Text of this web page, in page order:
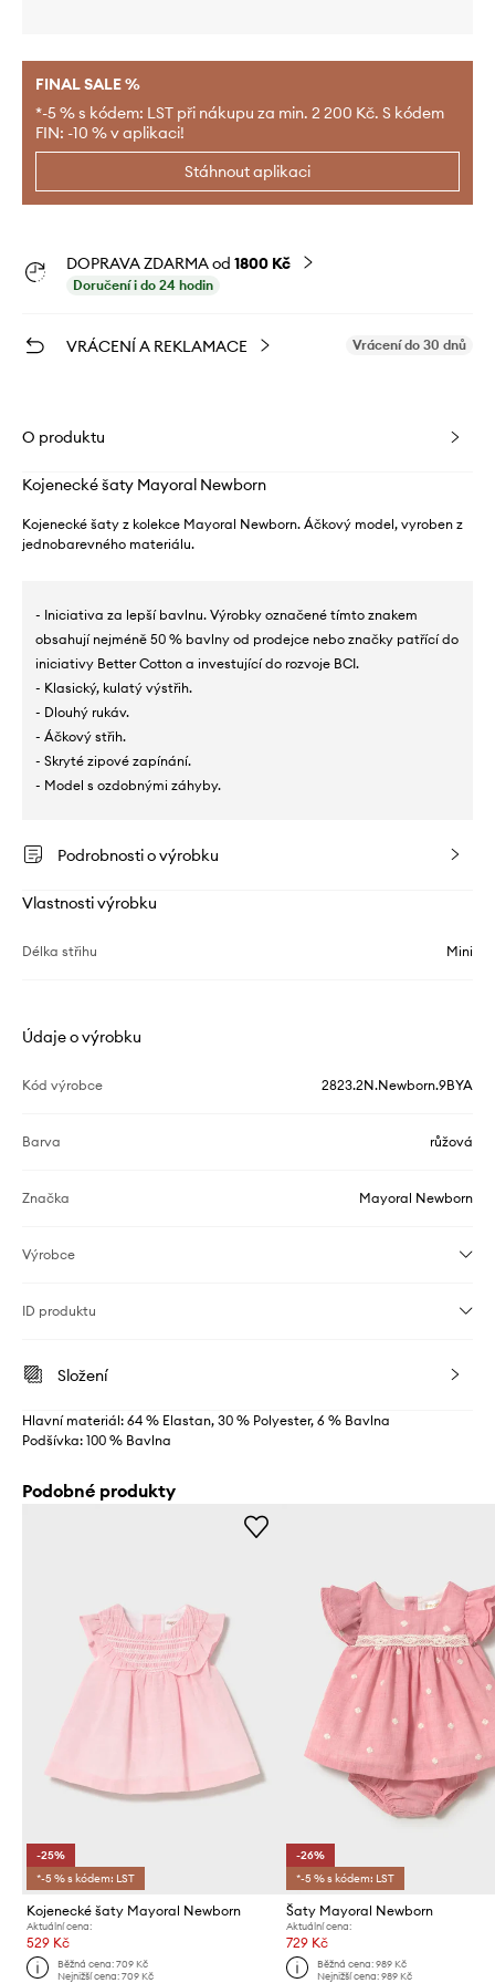
FINAL SALE %
*-5 % s kódem: LST při nákupu za min. 2 200 Kč. S kódem
FIN: -10 % v aplikaci!
Stáhnout aplikaci
DOPRAVA ZDARMA od 1800 Kč
Doručení i do 24 hodin
VRÁCENÍ A REKLAMACE Vrácení do 30 dnů
O produktu
Kojenecké šaty Mayoral Newborn
Kojenecké šaty z kolekce Mayoral Newborn. Áčkový model, vyroben z
jednobarevného materiálu.
- Iniciativa za lepší bavlnu. Výrobky označené tímto znakem
obsahují nejméně 50 % bavlny od prodejce nebo značky patřící do
iniciativy Better Cotton a investující do rozvoje BCI.
- Klasický, kulatý výstřih.
- Dlouhý rukáv.
- Áčkový střih.
- Skryté zipové zapínání.
- Model s ozdobnými záhyby.
Podrobnosti o výrobku
Vlastnosti výrobku
Délka střihu Mini
Údaje o výrobku
Kód výrobce 2823.2N.Newborn.9BYA
Barva růžová
Značka Mayoral Newborn
Výrobce
ID produktu
Složení
Hlavní materiál: 64 % Elastan, 30 % Polyester, 6 % Bavlna
Podšívka: 100 % Bavlna
Podobné produkty
-25%
*-5 % s kódem: LST
Kojenecké šaty Mayoral Newborn
Aktuální cena:
529 Kč
Běžná cena:709 Kč
Nejnižší cena:709 Kč
-26%
*-5 % s kódem: LST
Šaty Mayoral Newborn
Aktuální cena:
729 Kč
Běžná cena: 989 Kč
Nejnižší cena: 989 Kč